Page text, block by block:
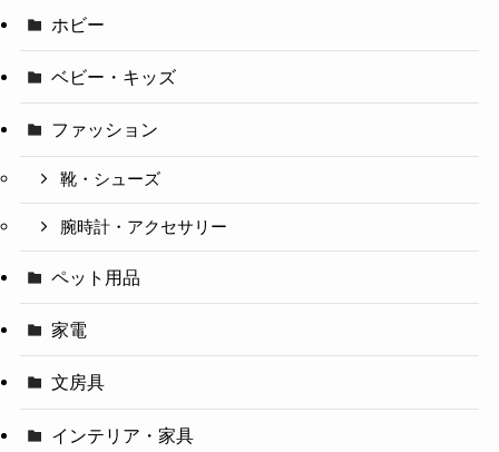
ホビー
ベビー・キッズ
ファッション
靴・シューズ
腕時計・アクセサリー
ペット用品
家電
文房具
インテリア・家具